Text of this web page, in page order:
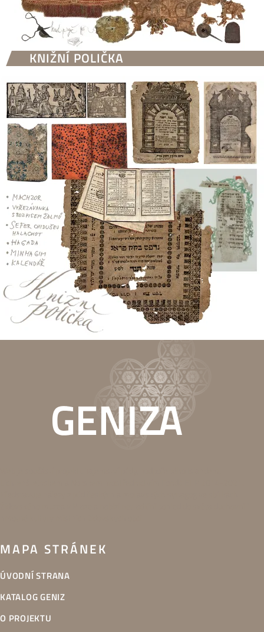
KNIŽNÍ POLIČKA
MAPA STRÁNEK
ÚVODNÍ STRANA
KATALOG GENIZ
O PROJEKTU